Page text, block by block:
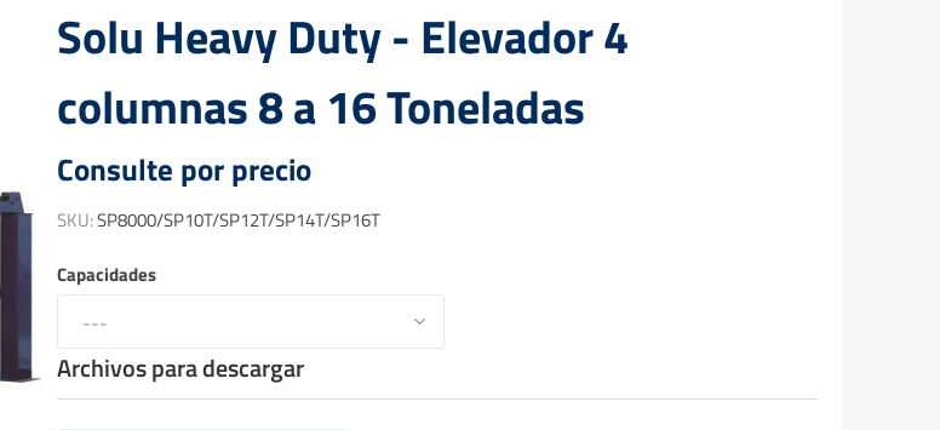
Solu Heavy Duty - Elevador 4
columnas 8 a 16 Toneladas
Consulte por precio
SKU:SP8000/SP10T/SP12T/SP14T/SP16T
Capacidades
Archivos para descargar